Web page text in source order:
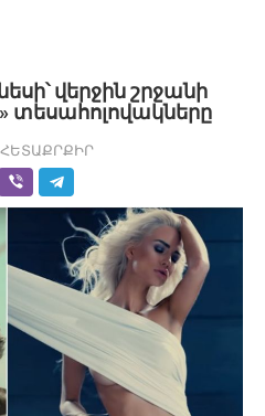
վերջին շրջանի
ՀԵՏԱՔՐՔԻՐ